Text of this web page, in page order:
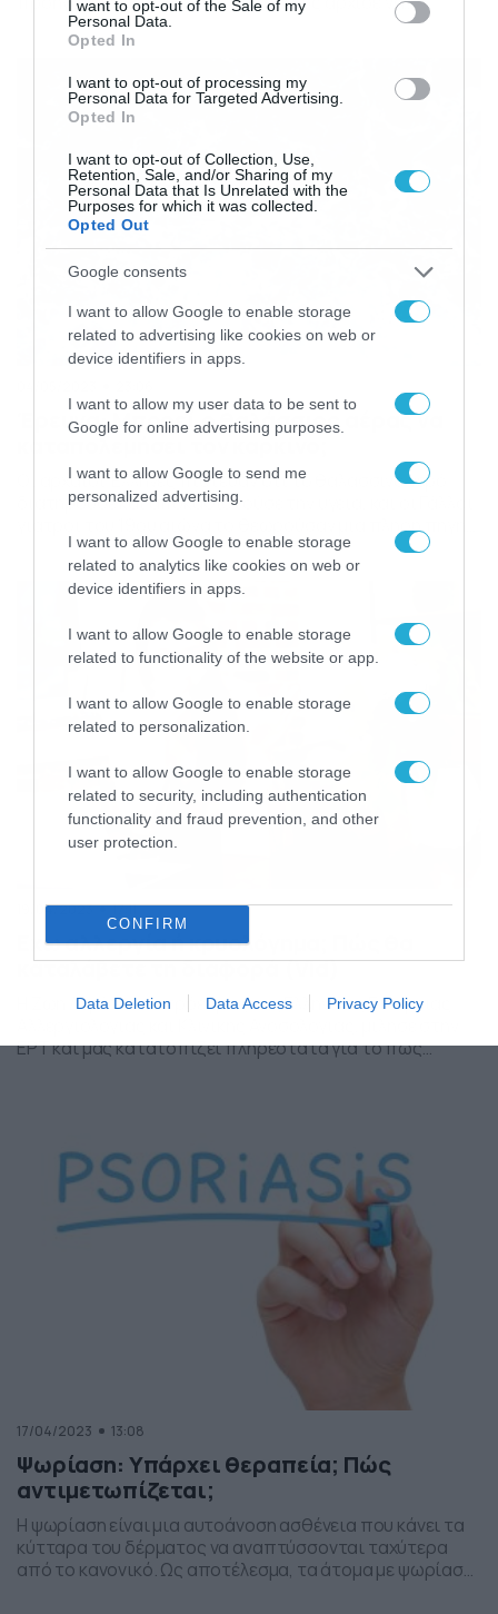
I want to opt-out of the Sale of my
Personal Data.
Opted In
I want to opt-out of processing my
Personal Data for Targeted Advertising.
Opted In
I want to opt-out of Collection, Use,
Retention, Sale, and/or Sharing of my
Personal Data that Is Unrelated with the
Purposes for which it was collected.
Opted Out
Google consents
I want to allow Google to enable storage
related to advertising like cookies on web or
device identifiers in apps.
I want to allow my user data to be sent to
Google for online advertising purposes.
I want to allow Google to send me
personalized advertising.
I want to allow Google to enable storage
related to analytics like cookies on web or
device identifiers in apps.
I want to allow Google to enable storage
related to functionality of the website or app.
I want to allow Google to enable storage
related to personalization.
I want to allow Google to enable storage
related to security, including authentication
functionality and fraud prevention, and other
user protection.
CONFIRM
Data Deletion Data Access Privacy Policy
εξαπλώνεται σε όλο τον κόσμο στις αρχές του 2020, οι
ερευνητές αναζητούν πυρετωδώς μια θεραπεία για τον
εμβόλιο και να εντοπίσουν θεραπευτικούς […]
Έρευνα: Μπορεί ο θαλάσσιος αέρας να
καταπολεμήσει τον καρκίνο;
Οι αρχαίοι Έλληνες πίστευαν ότι το θαλασσινό νερό
διατηρούσε και αποκαθιστούσε την υγεία, και οι Γάλλοι
γιατροί του 19ου αιώνα το θεωρούσαν μια πλήρη πηγή
ορυκτών για τη διόρθωση οποιασδήποτε
ανισορροπίας στο σώμα μας. Οι ασθενείς του δέκατου
ένατου αιώνα συχνά συμβουλεύονταν να «παίρνουν τον
συμπληρωματικά μια βρογχική κατάσταση, […]
19/04/2023 17:11
Εχω αλλεργία ή κρυολόγημα; Πώς θα
καταλάβετε τη διαφορά (Vid)
Η Ζωή Δεμέστιχα, πρόεδρος της Ελληνικής Εταιρείας
ΕΡΤ και μας κατατοπίζει πληρέστατα για το πώς
17/04/2023 13:08
Ψωρίαση: Υπάρχει θεραπεία; Πώς
αντιμετωπίζεται;
Η ψωρίαση είναι μια αυτοάνοση ασθένεια που κάνει τα
κύτταρα του δέρματος να αναπτύσσονται ταχύτερα
από το κανονικό. Ως αποτέλεσμα, τα άτομα με ψωρίαση